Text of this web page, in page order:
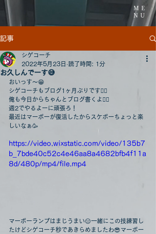
ME
NU
記事
お久しんでーす😅
シゲコーチ
2022年5月23日 読了時間: 1分
おいっす〜😁
シゲコーチもブログ1ヶ月ぶりです🙇‍♂️
俺も今日からちゃんとブログ書くよ🙆‍♂️
週2でやるよーに頑張ろ！
最近はマーボーが復活したからスケボーちょっと楽
しいなぁ🥳
https://video.wixstatic.com/video/135b7
b_7bde40c52c4e46aa8a4682bfb4f11a
8d/480p/mp4/file.mp4
マーボーランプはまじうまい😑一緒にこの技練習し
たけどシゲコーチ秒であきらめましたわ😎マーボー